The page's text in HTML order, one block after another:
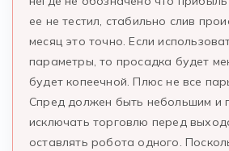
ее не тестил, стабильно слив
месяц это точно. Если
параметры, то просадка будет
будет копеечной. Плюс не все
Спред должен быть небольшим и
исключать торговлю перед
оставлять робота одного.